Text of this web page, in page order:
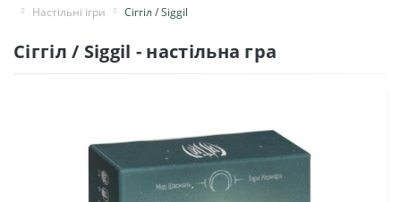
Настільні ігри Сіггіл / Siggil
Сіггіл / Siggil - настільна гра